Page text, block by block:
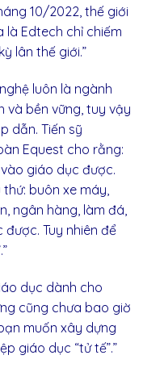
10/2022, thế giới
là Edtech chỉ chiếm
lân thế giới.”
luôn là ngành
và bền vững, tuy vậy
dẫn. Tiến sỹ
Equest cho rằng:
giáo dục được.
buôn xe máy,
ngân hàng, làm đá,
Tuy nhiên để
dục dành cho
cũng chưa bao giờ
muốn xây dựng
giáo dục “tử tế”.”